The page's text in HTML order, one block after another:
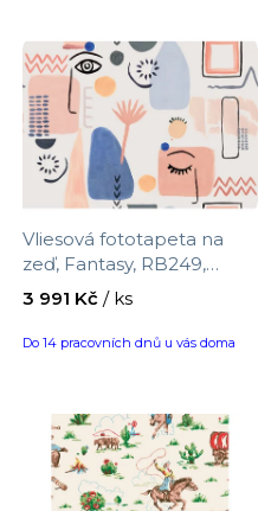
p
o
d
t
ů
V
ý
p
r
o
d
k
Vliesová fototapeta na
zeď, Fantasy, RB249,
Daydreamers, Grandeco,
velikost 2 x 2,85 m
Do 14 pracovních dnů u vás doma
3 991 Kč / ks